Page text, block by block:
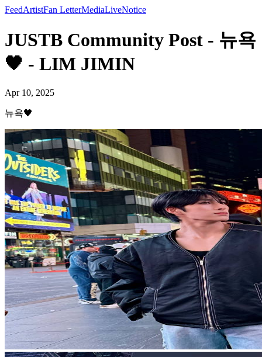
FeedArtistFan LetterMediaLiveNotice
JUSTB Community Post - 뉴욕
🖤 - LIM JIMIN
Apr 10, 2025
뉴욕🖤